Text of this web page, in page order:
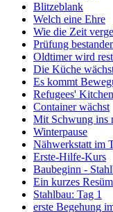
Blitzeblank
Welch eine Ehre
Wie die Zeit
Prüfung
Oldtimer wird
Die Küche
Es kommt
Refugees'
Container wächst
Mit Schwung ins
Winterpause
Nähwerkstatt im
Erste-Hilfe-Kurs
Baubeginn -
Ein kurzes
Stahlbau: Tag 1
erste Begehung